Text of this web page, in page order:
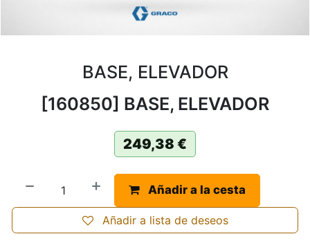
BASE, ELEVADOR
[160850] BASE, ELEVADOR
249,38 €
Añadir a la cesta
Añadir a lista de deseos